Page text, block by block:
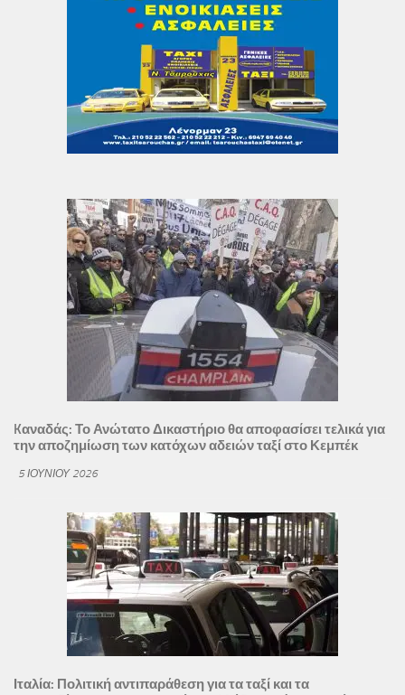
Kαναδάς: Το Ανώτατο Δικαστήριο θα αποφασίσει τελικά για
την αποζημίωση των κατόχων αδειών ταξί στο Κεμπέκ
5 ΙΟΥΝΊΟΥ 2026
Ιταλία: Πολιτική αντιπαράθεση για τα ταξί και τα